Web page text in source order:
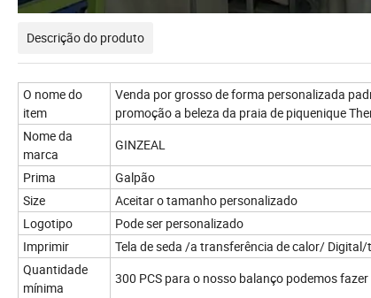
Descrição do produto
O nome do
item
Venda por grosso de forma personalizada
promoção a beleza da praia de piquenique
Nome da
marca
GINZEAL
Prima
Galpão
Size
Aceitar o tamanho personalizado
Logotipo
Pode ser personalizado
Imprimir
Tela de seda /a transferência de calor/ Digital/
Quantidade
mínima
300 PCS para o nosso balanço podemos